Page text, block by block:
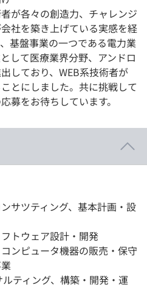
が各々の創造力、チャレンジ
社を築き上げている実感を経
基盤事業の一つである電力業
して医療業界分野、アンドロ
しており、WEB系技術者が
とにしました。共に挑戦して
募をお待ちしています。
サツティング、基本計画・設
トウェア設計・開発
ンピュータ機器の販売・保守
ルティング、構築・開発・運